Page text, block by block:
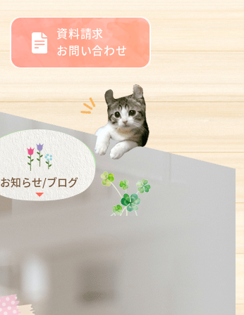
資料請求
お問い合わせ
お知らせ/ブログ